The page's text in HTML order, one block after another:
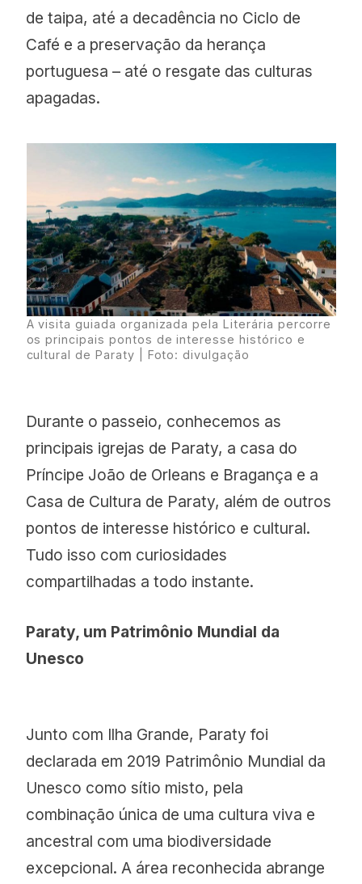
de taipa, até a decadência no Ciclo de
Café e a preservação da herança
portuguesa – até o resgate das culturas
apagadas.
A visita guiada organizada pela Literária percorre
os principais pontos de interesse histórico e
cultural de Paraty | Foto: divulgação
Durante o passeio, conhecemos as
principais igrejas de Paraty, a casa do
Príncipe João de Orleans e Bragança e a
Casa de Cultura de Paraty, além de outros
pontos de interesse histórico e cultural.
Tudo isso com curiosidades
compartilhadas a todo instante.
Paraty, um Patrimônio Mundial da
Unesco
Junto com Ilha Grande, Paraty foi
declarada em 2019 Patrimônio Mundial da
Unesco como sítio misto, pela
combinação única de uma cultura viva e
ancestral com uma biodiversidade
excepcional. A área reconhecida abrange